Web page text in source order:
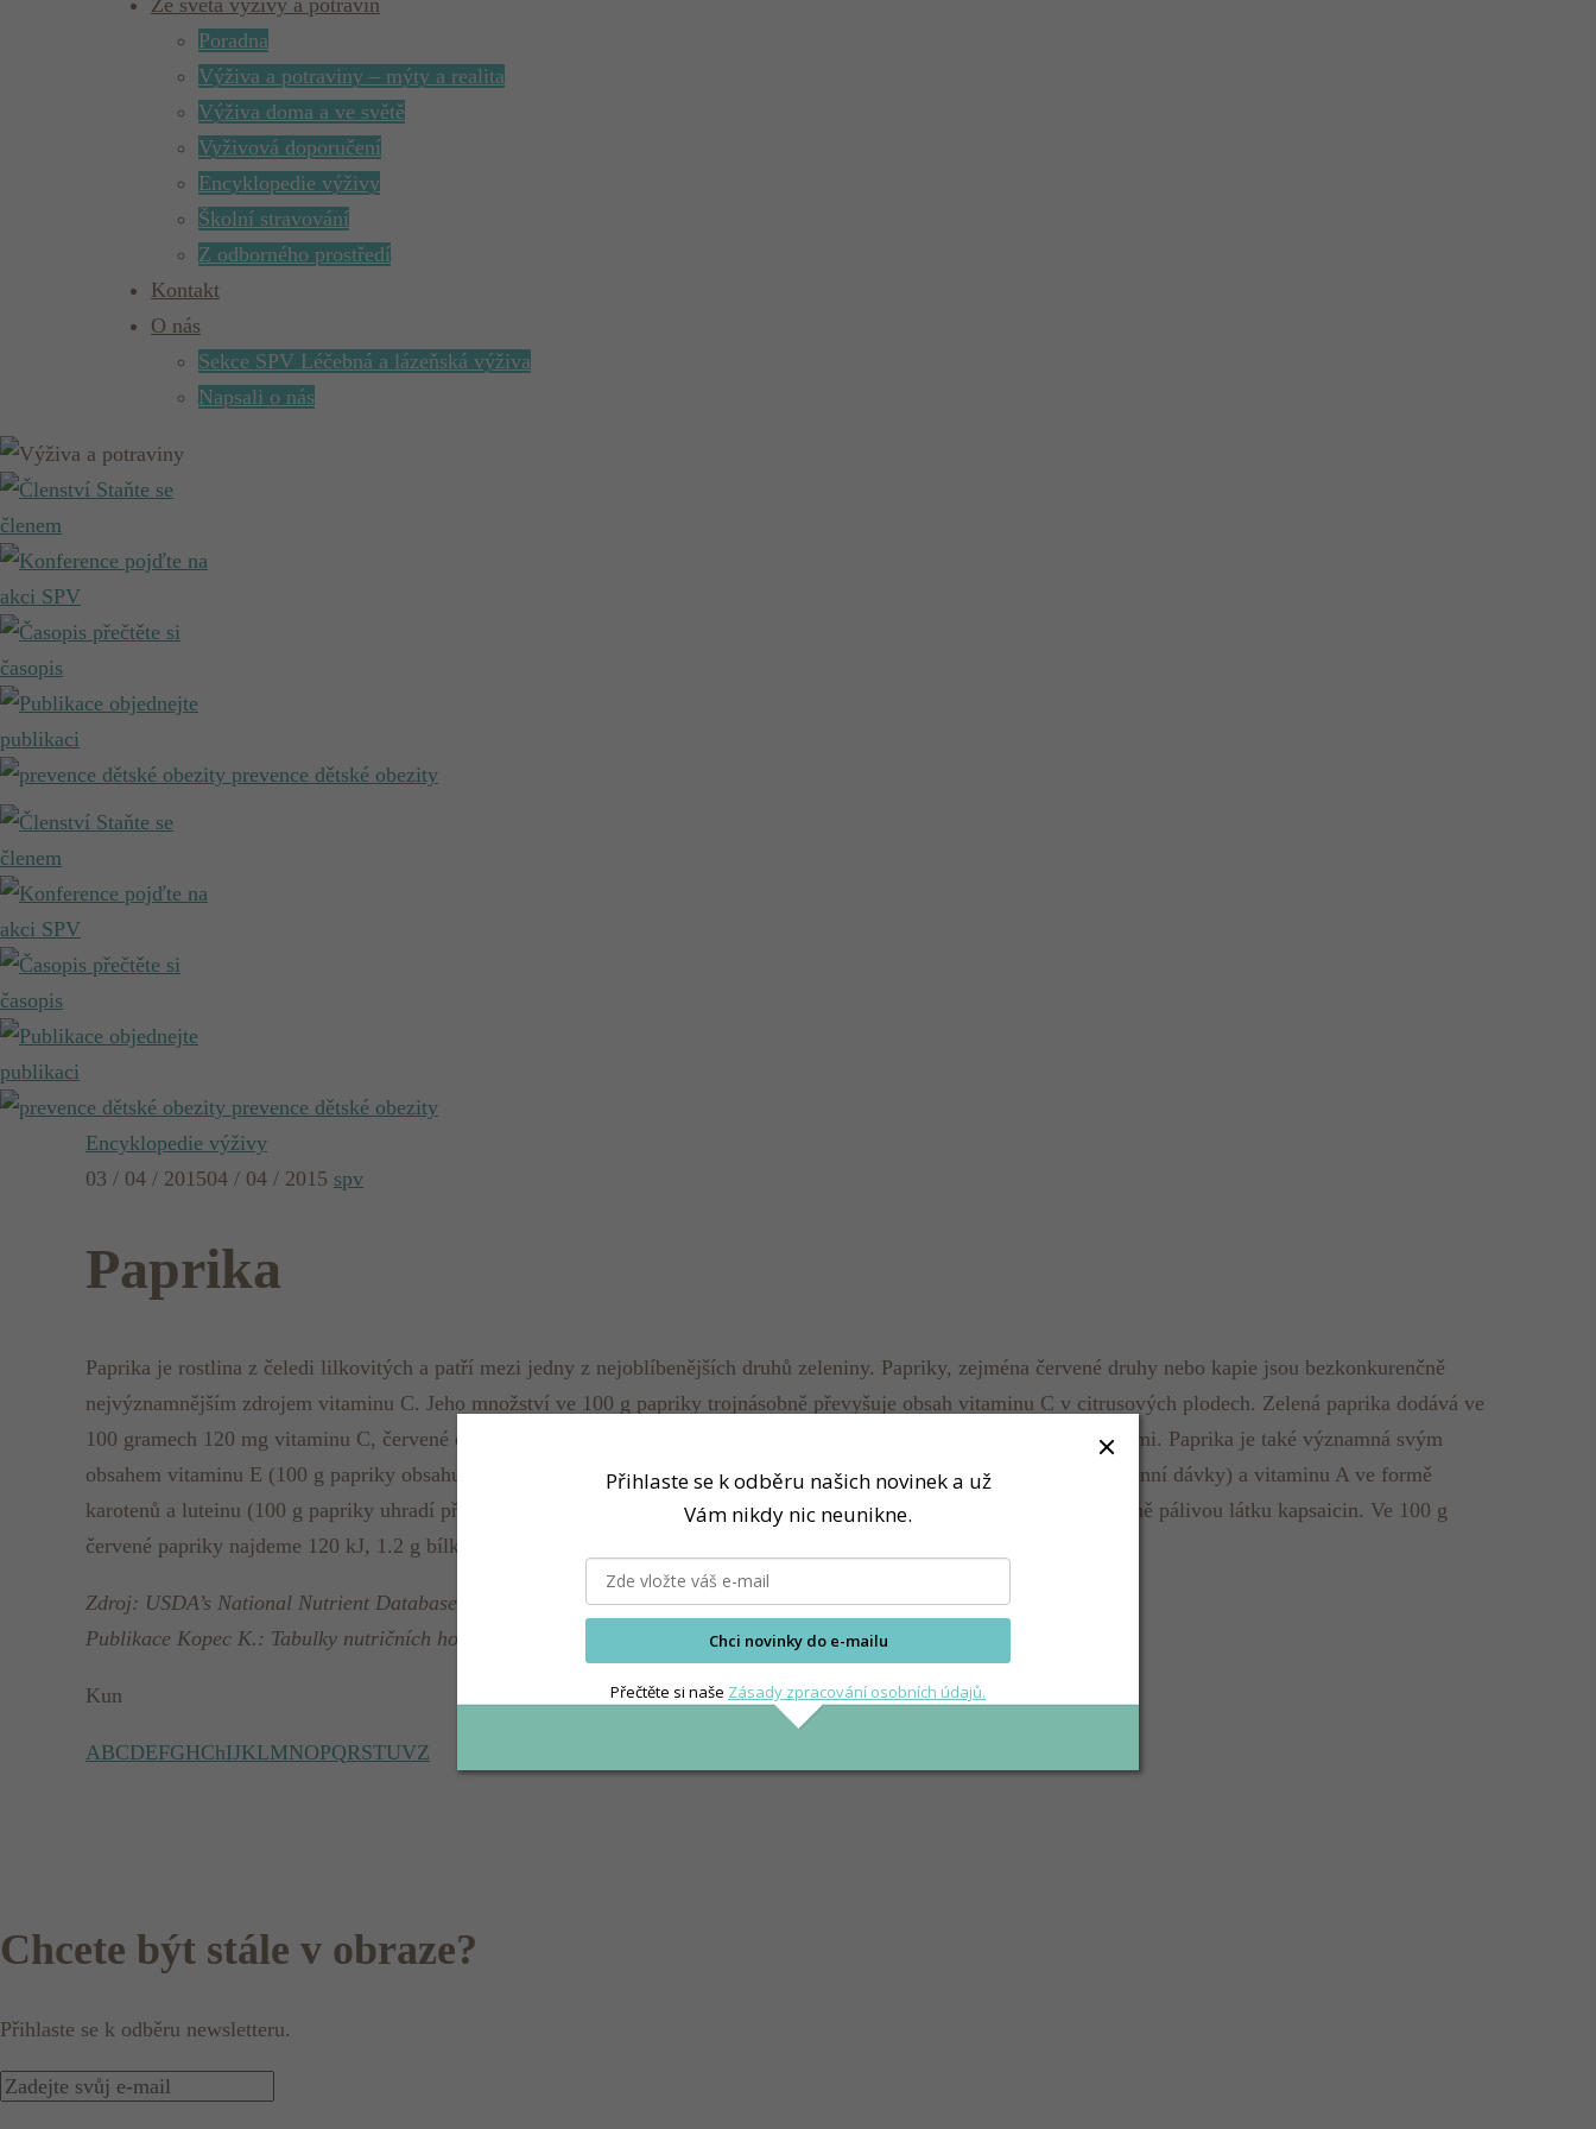
Ze světa výživy a potravin
Poradna
Výživa a potraviny – mýty a realita
Výživa doma a ve světě
Vyživová doporučení
Encyklopedie výživy
Školní stravování
Z odborného prostředí
Kontakt
O nás
Sekce SPV Léčebná a lázeňská výživa
Napsali o nás
Staňte se
členem
pojďte na
akci SPV
přečtěte si
časopis
objednejte
publikaci
prevence dětské obezity
Staňte se
členem
pojďte na
akci SPV
přečtěte si
časopis
objednejte
publikaci
prevence dětské obezity
Encyklopedie výživy
03 / 04 / 201504 / 04 / 2015 spv
Paprika
Paprika je rostlina z čeledi lilkovitých a patří mezi jedny z nejoblíbenějších druhů zeleniny. Papriky, zejména červené druhy nebo kapie jsou bezkonkurenčně
nejvýznamnějším zdrojem vitaminu C. Jeho množství ve 100 g papriky trojnásobně převyšuje obsah vitaminu C v citrusových plodech. Zelená paprika dodává ve
100 gramech 120 mg vitaminu C, červené druhy mají 160 mg. Oranžové a žluté papriky stojí někde mezi oběma hodnotami. Paprika je také významná svým
obsahem vitaminu E (100 g papriky obsahuje 1.6 mg vitaminu E ve formě alfa-tokoferolu, což je 8 % jeho doporučené denní dávky) a vitaminu A ve formě
karotenů a luteinu (100 g papriky uhradí přibližně 63 % jeho doporučené denní dávky). Mnoho druhů paprik obsahuje silně pálivou látku kapsaicin. Ve 100 g
červené papriky najdeme 120 kJ, 1.2 g bílkovin, 0.5 g tuků a 5.2 g sacharidů.
Zdroj: USDA’s National Nutrient Database for Standard Reference
Publikace Kopec K.: Tabulky nutričních hodnot ovoce a zeleniny, ÚZPI, 1998
Kun
ABCDEFGHChIJKLMNOPQRSTUVZ
Chcete být stále v obraze?
Přihlaste se k odběru newsletteru.
Přihlaste se k odběru našich novinek a už
Vám nikdy nic neunikne.
Chci novinky do e-mailu
Přečtěte si naše Zásady zpracování osobních údajů.